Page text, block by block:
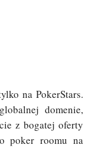
na PokerStars.
domenie,
z bogatej oferty
poker roomu na